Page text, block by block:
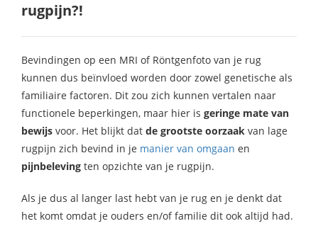
rugpijn?!
Bevindingen op een MRI of Röntgenfoto van je rug
kunnen dus beïnvloed worden door zowel genetische als
familiaire factoren. Dit zou zich kunnen vertalen naar
functionele beperkingen, maar hier is geringe mate van
bewijs voor. Het blijkt dat de grootste oorzaak van lage
rugpijn zich bevind in je manier van omgaan en
pijnbeleving ten opzichte van je rugpijn.
Als je dus al langer last hebt van je rug en je denkt dat
het komt omdat je ouders en/of familie dit ook altijd had.